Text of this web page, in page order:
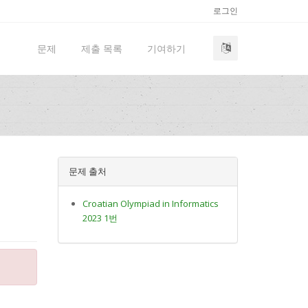
로그인
문제 제출 목록 기여하기
문제 출처
Croatian Olympiad in Informatics
2023 1번